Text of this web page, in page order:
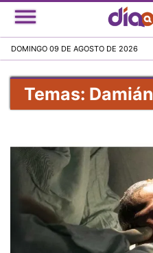
DOMINGO 09 DE AGOSTO DE 2026
Temas: Damián